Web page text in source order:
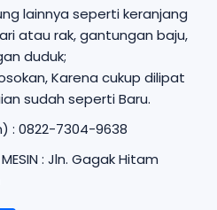
lainnya seperti keranjang
atau rak, gantungan baju,
duduk;
Karena cukup dilipat
sudah seperti Baru.
: 0822-7304-9638
MESIN : Jln. Gagak Hitam